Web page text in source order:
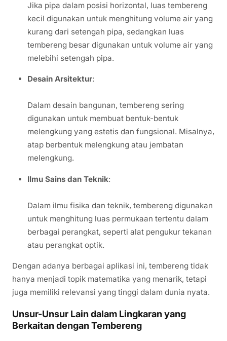
Jika pipa dalam posisi horizontal, luas tembereng
kecil digunakan untuk menghitung volume air yang
kurang dari setengah pipa, sedangkan luas
tembereng besar digunakan untuk volume air yang
melebihi setengah pipa.
Desain Arsitektur:
Dalam desain bangunan, tembereng sering
digunakan untuk membuat bentuk-bentuk
melengkung yang estetis dan fungsional. Misalnya,
atap berbentuk melengkung atau jembatan
melengkung.
Ilmu Sains dan Teknik:
Dalam ilmu fisika dan teknik, tembereng digunakan
untuk menghitung luas permukaan tertentu dalam
berbagai perangkat, seperti alat pengukur tekanan
atau perangkat optik.
Dengan adanya berbagai aplikasi ini, tembereng tidak
hanya menjadi topik matematika yang menarik, tetapi
juga memiliki relevansi yang tinggi dalam dunia nyata.
Unsur-Unsur Lain dalam Lingkaran yang
Berkaitan dengan Tembereng